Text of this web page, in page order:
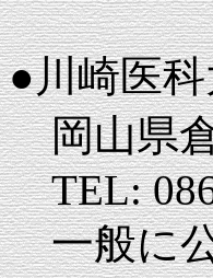
●川崎医
岡山県倉
TEL:
一般に公